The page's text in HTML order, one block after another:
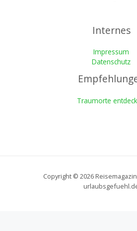
Internes
Impressum
Datenschutz
Traumorte
Copyright © 2026